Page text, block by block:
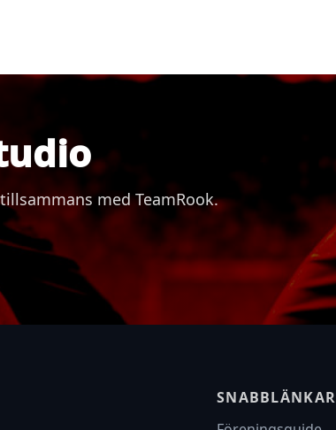
med TeamRook.
SNABBLÄNKAR